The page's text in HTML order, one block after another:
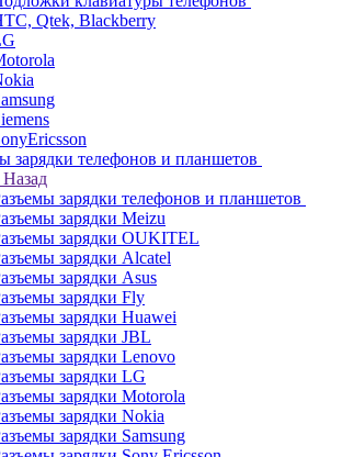
Qtek, Blackberry
зарядки телефонов и планшетов
Назад
зарядки телефонов и планшетов
зарядки Meizu
зарядки OUKITEL
зарядки Alcatel
зарядки Asus
зарядки Fly
зарядки Huawei
зарядки JBL
зарядки Lenovo
зарядки LG
зарядки Motorola
зарядки Nokia
зарядки Samsung